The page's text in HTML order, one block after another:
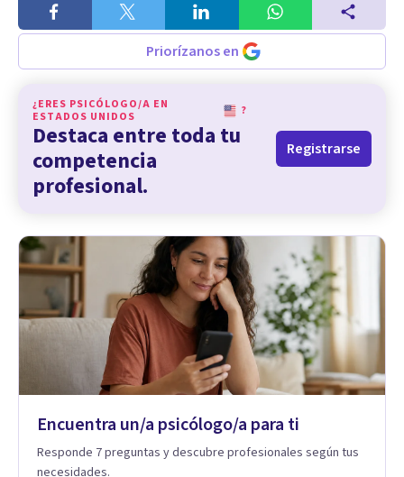
Priorízanos en
¿ERES PSICÓLOGO/A EN
ESTADOS UNIDOS
?
Destaca entre toda tu
competencia
profesional.
Registrarse
Encuentra un/a psicólogo/a para ti
Responde 7 preguntas y descubre profesionales según tus
necesidades.